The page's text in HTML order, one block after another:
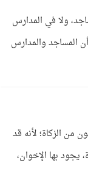
ولا في المدارس
المساجد والمدارس
من الزكاة؛ لأنه قد
يجود بها الإخوان،